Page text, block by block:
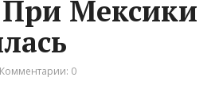
Мексики
Комментарии: 0